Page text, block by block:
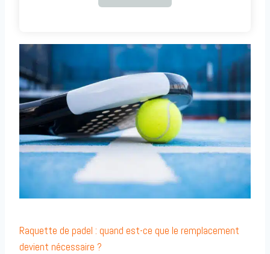
Raquette de padel : quand est-ce que le remplacement
devient nécessaire ?